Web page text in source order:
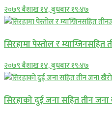
२०७९ बैशाख १४, बुधबार १९:४७
सिरहामा पेस्तोल र म्याग्जिनसहित
२०७९ बैशाख १४, बुधबार १९:४७
सिरहाकाे दुई जना सहित तीन जना